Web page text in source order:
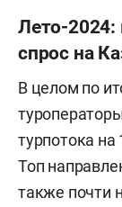
Лето-2024:
спрос на
В целом по
турпотока на
Топ
также почти